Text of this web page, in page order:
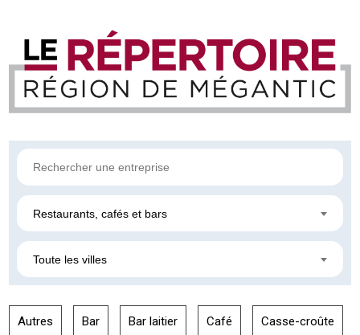
Restaurants, cafés et bars
Toute les villes
Autres Bar Bar laitier Café Casse-croûte